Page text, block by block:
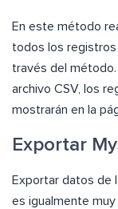
En este método
todos los registros
través del método.
archivo CSV, los
mostrarán en la
Exportar
Exportar datos de
es igualmente muy